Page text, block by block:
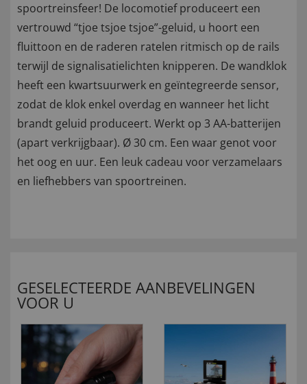
spoortreinsfeer! De locomotief produceert een
vertrouwd “tjoe tsjoe tsjoe”-geluid, u hoort een
fluittoon en de raderen ratelen ritmisch op de rails
terwijl de signalisatielichten knipperen. De wandklok
heeft een kwartsuurwerk en geïntegreerde sensor,
zodat de klok enkel overdag en wanneer het licht
brandt geluid produceert. Werkt op 3 AA-batterijen
(apart verkrijgbaar). Ø 30 cm. Een waar genot voor
het oog en uur. Een leuk cadeau voor verzamelaars
en liefhebbers van spoortreinen.
GESELECTEERDE AANBEVELINGEN
VOOR U